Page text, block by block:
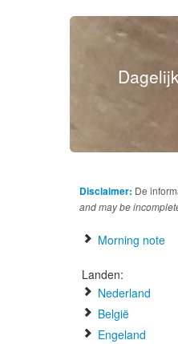
Disclaimer: De
and may be
Morning note
Landen:
Nederland
België
Engeland